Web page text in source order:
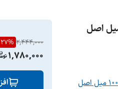
2,444,000
27%
1,780,000